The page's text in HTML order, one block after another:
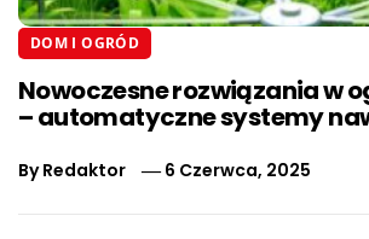
DOM I OGRÓD
Nowoczesne rozwiązania w
– automatyczne systemy
ByRedaktor 6 Czerwca, 2025